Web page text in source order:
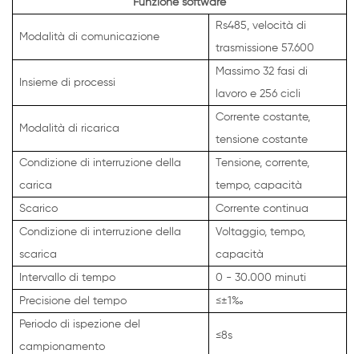
Funzione software
Modalità di comunicazione
Rs485, velocità di
trasmissione 57.600
Insieme di processi
Massimo 32 fasi di
lavoro e 256 cicli
Modalità di ricarica
Corrente costante,
tensione costante
Condizione di interruzione della
carica
Tensione, corrente,
tempo, capacità
Scarico Corrente continua
Condizione di interruzione della
scarica
Voltaggio, tempo,
capacità
Intervallo di tempo 0 - 30.000 minuti
Precisione del tempo ≤±1‰
Periodo di ispezione del
campionamento
≤8s